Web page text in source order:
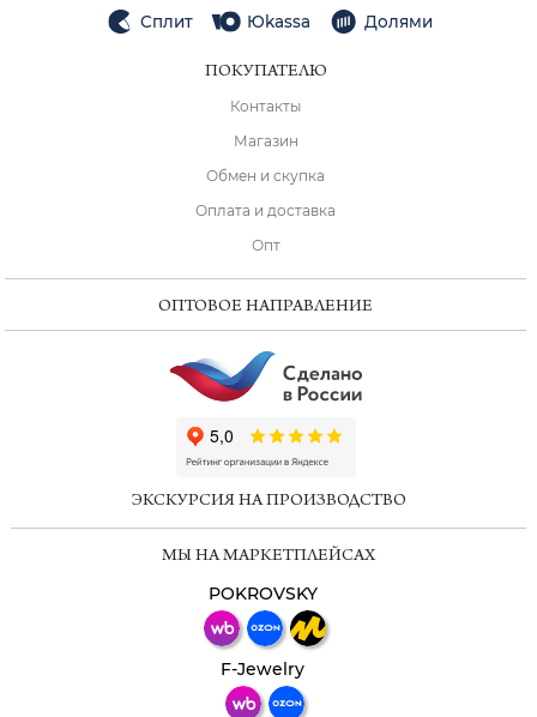
Сплит Юkassa Долями
ПОКУПАТЕЛЮ
Контакты
Магазин
Обмен и скупка
Оплата и доставка
Опт
ОПТОВОЕ НАПРАВЛЕНИЕ
ЭКСКУРСИЯ НА ПРОИЗВОДСТВО
МЫ НА МАРКЕТПЛЕЙСАХ
POKROVSKY
F-Jewelry